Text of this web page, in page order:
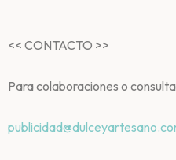
<< CONTACTO >>
Para colaboraciones o